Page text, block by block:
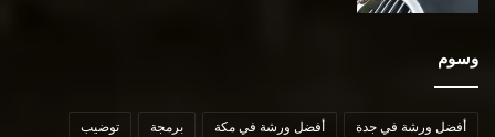
وسوم
أفضل ورشة في جدة أفضل ورشة في مكة برمجة توضيب